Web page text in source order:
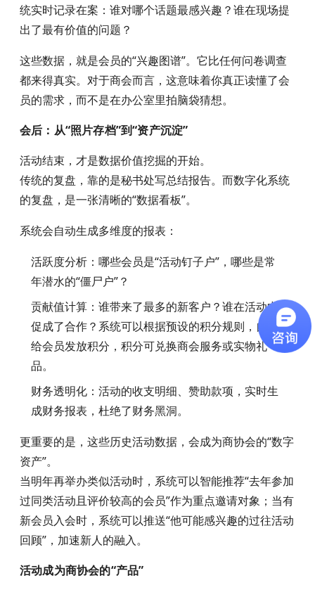
统实时记录在案：谁对哪个话题最感兴趣？谁在现场提
出了最有价值的问题？
这些数据，就是会员的“兴趣图谱”。它比任何问卷调查
都来得真实。对于商会而言，这意味着你真正读懂了会
员的需求，而不是在办公室里拍脑袋猜想。
会后：从“照片存档”到“资产沉淀”
活动结束，才是数据价值挖掘的开始。
传统的复盘，靠的是秘书处写总结报告。而数字化系统
的复盘，是一张清晰的“数据看板”。
系统会自动生成多维度的报表：
活跃度分析 ：哪些会员是“活动钉子户”，哪些是常
年潜水的“僵尸户”？
贡献值计算 ：谁带来了最多的新客户？谁在活动中
促成了合作？系统可以根据预设的积分规则，自动
给会员发放积分，积分可兑换商会服务或实物礼
品。
财务透明化 ：活动的收支明细、赞助款项，实时生
成财务报表，杜绝了财务黑洞。
更重要的是，这些历史活动数据，会成为商协会的“数字
资产”。
当明年再举办类似活动时，系统可以智能推荐“去年参加
过同类活动且评价较高的会员”作为重点邀请对象；当有
新会员入会时，系统可以推送“他可能感兴趣的过往活动
回顾”，加速新人的融入。
活动成为商协会的“产品”